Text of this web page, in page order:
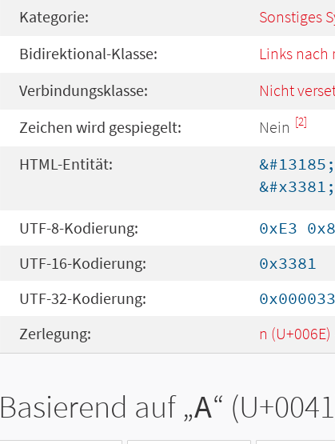
Kategorie: Sonstiges
Bidirektional-Klasse: Links nach
Verbindungsklasse: Nicht
Zeichen wird gespiegelt: Nein [2]
HTML-Entität:
&#13185;
&#x3381;
UTF-8-Kodierung:
0xE3
UTF-16-Kodierung:
0x3381
UTF-32-Kodierung:
Zerlegung:
n (U+006E)
Basierend auf „A“